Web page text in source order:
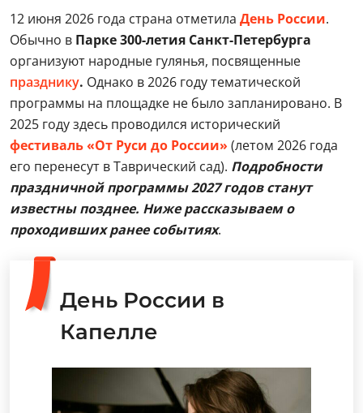
12 июня 2026 года страна отметила День России.
Обычно в Парке 300-летия Санкт-Петербурга
организуют народные гулянья, посвященные
празднику. Однако в 2026 году тематической
программы на площадке не было запланировано. В
2025 году здесь проводился исторический
фестиваль «От Руси до России» (летом 2026 года
его перенесут в Таврический сад). Подробности
праздничной программы 2027 годов станут
известны позднее. Ниже рассказываем о
проходивших ранее событиях.
День России в
Капелле